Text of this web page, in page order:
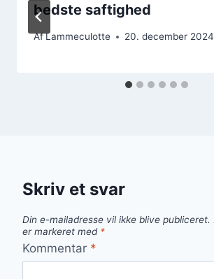
bedste saftighed
AfLammeculotte 20. december 2024
Skriv et svar
Din e-mailadresse vil ikke blive publiceret.
er markeret med *
Kommentar *